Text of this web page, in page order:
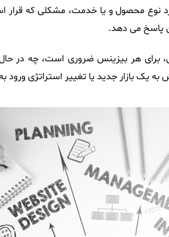
نوع محصول و یا خدمت، مشکلی که قرار
پاسخ می دهد.
برای هر بیزینس ضروری است، چه در
یک بازار جدید یا تغییر استراتژی ورود به